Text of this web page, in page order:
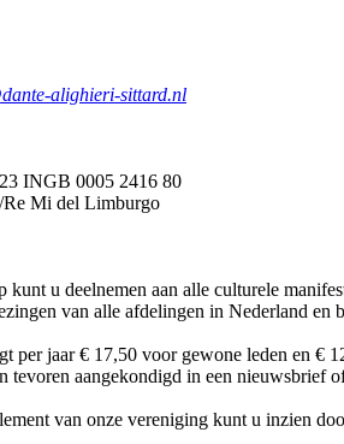
alighieri-sittard.nl
INGB 0005 2416 80
Mi del Limburgo
kunt u deelnemen aan alle culturele
van alle afdelingen in Nederland
per jaar € 17,50 voor gewone leden en €
tevoren aangekondigd in een nieuwsbrief
van onze vereniging kunt u inzien